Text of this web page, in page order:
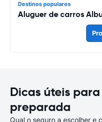
Destinos populares
Aluguer de carros
Dicas úteis
preparada
Qual o seguro a escolher e